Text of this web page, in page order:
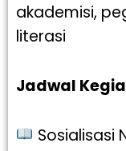
akademisi,
literasi
Jadwal
Sosialisasi